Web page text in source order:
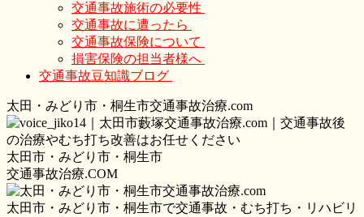
交通事故施術の必要性
交通事故に遭ったら
交通事故保険について
損害保険の担当者様へ
交通事故豆知識ブログ
太田・ みどり 市・ 桐生市交通事故治療.com
太田市・みどり市・桐生市
交通事故治療.COM
太田市・みどり市・桐生市で交通事故・むち打ち・リハビリ